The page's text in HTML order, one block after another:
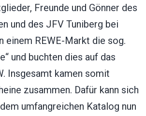
Freunde und Gönner des
und des JFV Tuniberg bei
einem REWE-Markt die sog.
und buchten dies auf das
Insgesamt kamen somit
zusammen. Dafür kann sich
umfangreichen Katalog nun